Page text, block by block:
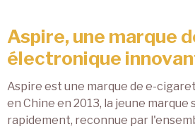
Aspire, une marque
électronique
Aspire est une marque de e-
en Chine en 2013, la jeune
rapidement, reconnue par